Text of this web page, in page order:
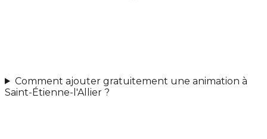
Comment ajouter gratuitement une animation à
Saint-Étienne-l'Allier ?